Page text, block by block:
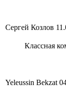
Сергей Козлов
Классная
Yeleussin Bekzat